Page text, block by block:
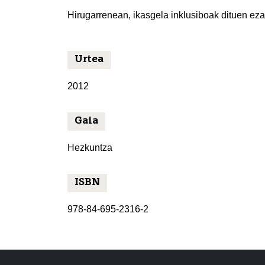
Hirugarrenean, ikasgela inklusiboak dituen
Urtea
2012
Gaia
Hezkuntza
ISBN
978-84-695-2316-2